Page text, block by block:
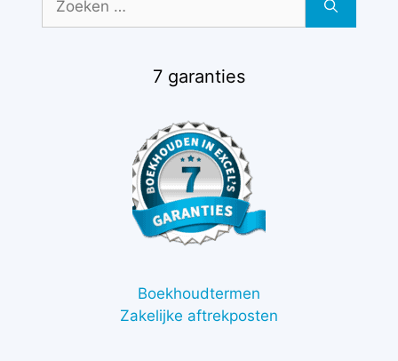
naar:
7 garanties
Boekhoudtermen
Zakelijke aftrekposten